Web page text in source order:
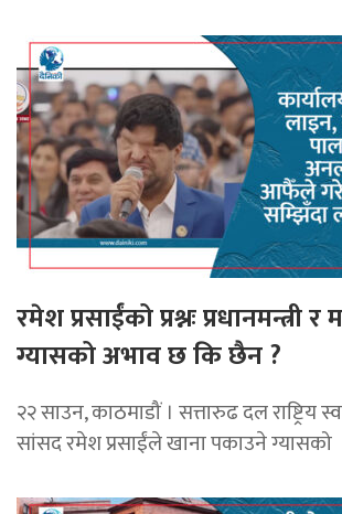
रमेश प्रसाईंको प्रश्नः प्रधानमन्त्री र
ग्यासको अभाव छ कि छैन ?
२२ साउन, काठमाडौं । सत्तारुढ दल राष्ट्रिय
सांसद रमेश प्रसाईंले खाना पकाउने ग्यासको